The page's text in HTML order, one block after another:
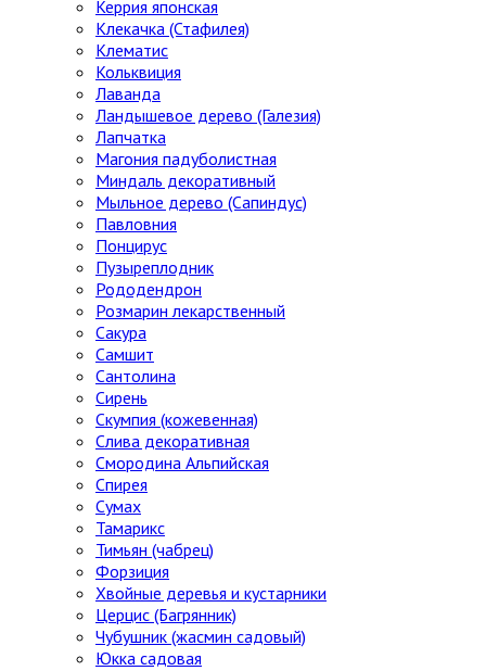
Керрия японская
Клекачка (Стафилея)
Клематис
Кольквиция
Лаванда
Ландышевое дерево (Галезия)
Лапчатка
Магония падуболистная
Миндаль декоративный
Мыльное дерево (Сапиндус)
Павловния
Понцирус
Пузыреплодник
Рододендрон
Розмарин лекарственный
Сакура
Самшит
Сантолина
Сирень
Скумпия (кожевенная)
Слива декоративная
Смородина Альпийская
Спирея
Сумах
Тамарикс
Тимьян (чабрец)
Форзиция
Хвойные деревья и кустарники
Церцис (Багрянник)
Чубушник (жасмин садовый)
Юкка садовая